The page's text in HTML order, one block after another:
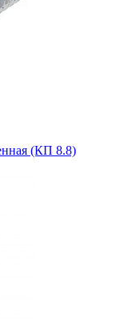
(КП 8.8)